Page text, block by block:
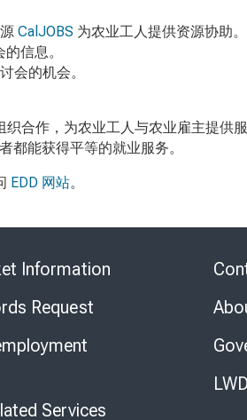
CalJOBS 为农业工人提供资源协助。
信息。
会的机会。
织合作，为农业工人与农业雇主提供
都能获得平等的就业服务。
EDD 网站。
Information
Request
Services